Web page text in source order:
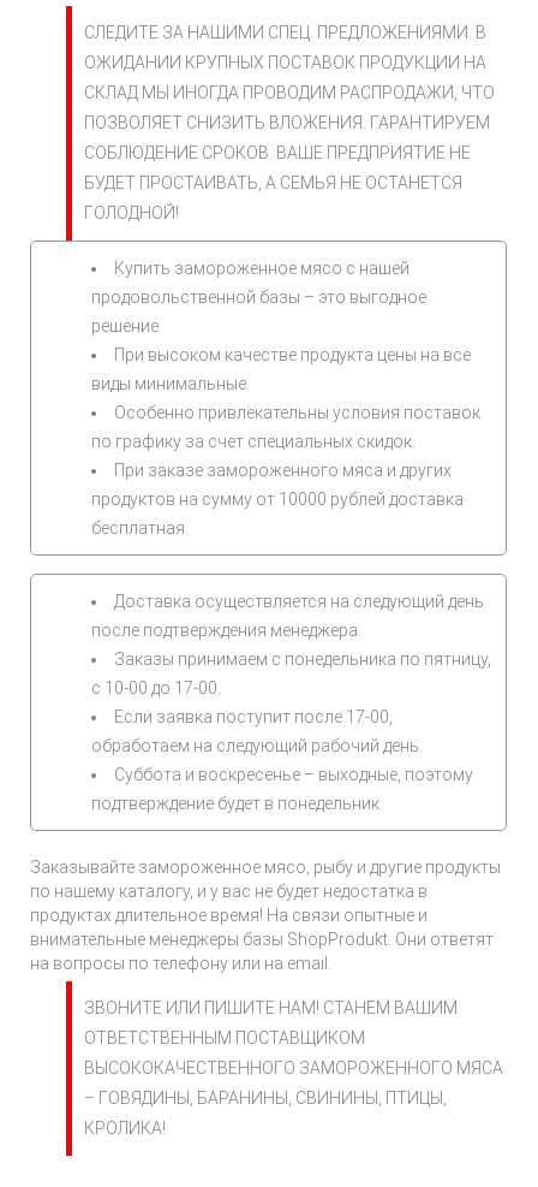
СЛЕДИТЕ ЗА НАШИМИ СПЕЦ. ПРЕДЛОЖЕНИЯМИ. В
ОЖИДАНИИ КРУПНЫХ ПОСТАВОК ПРОДУКЦИИ НА
СКЛАД МЫ ИНОГДА ПРОВОДИМ РАСПРОДАЖИ, ЧТО
ПОЗВОЛЯЕТ СНИЗИТЬ ВЛОЖЕНИЯ. ГАРАНТИРУЕМ
СОБЛЮДЕНИЕ СРОКОВ. ВАШЕ ПРЕДПРИЯТИЕ НЕ
БУДЕТ ПРОСТАИВАТЬ, А СЕМЬЯ НЕ ОСТАНЕТСЯ
ГОЛОДНОЙ!
Купить замороженное мясо с нашей
продовольственной базы – это выгодное
решение.
При высоком качестве продукта цены на все
виды минимальные.
Особенно привлекательны условия поставок
по графику за счет специальных скидок.
При заказе замороженного мяса и других
продуктов на сумму от 10000 рублей доставка
бесплатная.
Доставка осуществляется на следующий день
после подтверждения менеджера.
Заказы принимаем с понедельника по пятницу,
с 10-00 до 17-00.
Если заявка поступит после 17-00,
обработаем на следующий рабочий день.
Суббота и воскресенье – выходные, поэтому
подтверждение будет в понедельник.
Заказывайте замороженное мясо, рыбу и другие продукты
по нашему каталогу, и у вас не будет недостатка в
продуктах длительное время! На связи опытные и
внимательные менеджеры базы ShopProdukt. Они ответят
на вопросы по телефону или на email.
ЗВОНИТЕ ИЛИ ПИШИТЕ НАМ! СТАНЕМ ВАШИМ
ОТВЕТСТВЕННЫМ ПОСТАВЩИКОМ
ВЫСОКОКАЧЕСТВЕННОГО ЗАМОРОЖЕННОГО МЯСА
– ГОВЯДИНЫ, БАРАНИНЫ, СВИНИНЫ, ПТИЦЫ,
КРОЛИКА!